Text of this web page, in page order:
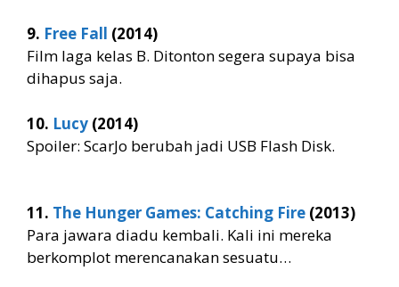
9. Free Fall (2014)
Film laga kelas B. Ditonton segera supaya bisa
dihapus saja.
10. Lucy (2014)
Spoiler: ScarJo berubah jadi USB Flash Disk.
11. The Hunger Games: Catching Fire (2013)
Para jawara diadu kembali. Kali ini mereka
berkomplot merencanakan sesuatu…